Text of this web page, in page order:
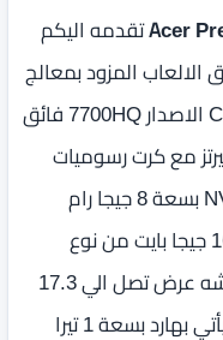
تقدمه اليكم
المزود بمعالج
رباعي النواه من الجيل السابع Core i7 الاصدار 7700HQ فائق
الي 3.80 جيجا هيرتز مع كرت رسوميات
منفصل NVIDIA GeForce GTX 1070 بسعة 8 جيجا رام
GDDR5 وذاكرة عشوائية تصل الي 16 جيجا بايت من نوع
DDR4 بسرعة 2400 ميجا هرتز و بشاشه عرض تصل الي 17.3
بوصة بجودة FULL HD اما التخزين يأتي بهارد بسعة 1 تيرا